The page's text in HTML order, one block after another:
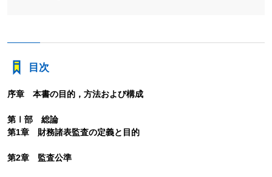
目次
序章 本書の目的，方法および構成
第Ⅰ部 総論
第1章 財務諸表監査の定義と目的
第2章 監査公準